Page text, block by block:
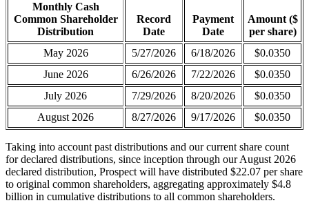
Monthly Cash
Common Shareholder
Distribution
Record
Date
Payment
Date
Amount ($
per share)
May 2026
5/27/2026 6/18/2026
$0.0350
June 2026
6/26/2026 7/22/2026
$0.0350
July 2026
7/29/2026 8/20/2026
$0.0350
August 2026
8/27/2026 9/17/2026 $0.0350
Taking into account past distributions and our current share count
for declared distributions, since inception through our August 2026
declared distribution, Prospect will have distributed $22.07 per share
to original common shareholders, aggregating approximately $4.8
billion in cumulative distributions to all common shareholders.